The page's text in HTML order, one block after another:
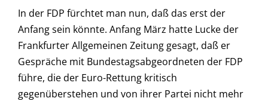
In der FDP fürchtet man nun, daß das erst der
Anfang sein könnte. Anfang März hatte Lucke der
Frankfurter Allgemeinen Zeitung gesagt, daß er
Gespräche mit Bundestagsabgeordneten der FDP
führe, die der Euro-Rettung kritisch
gegenüberstehen und von ihrer Partei nicht mehr